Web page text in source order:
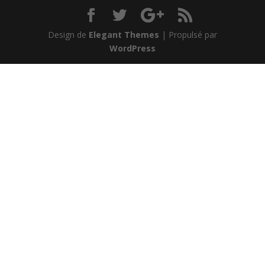
Design de Elegant Themes | Propulsé par
WordPress